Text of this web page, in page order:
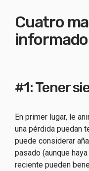
Cuatro
#1: Tener
En primer lugar, le
una pérdida puedan
puede considerar
pasado (aunque
reciente pueden